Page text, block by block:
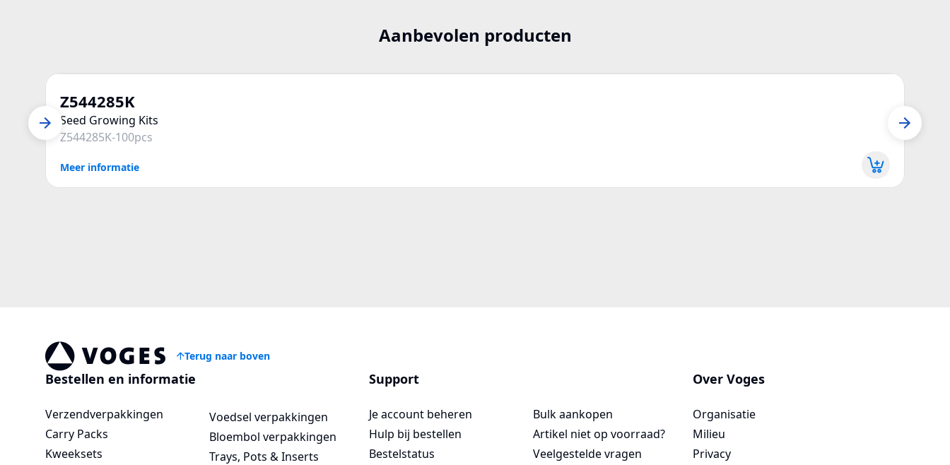
Aanbevolen producten
Z544285K
Seed Growing Kits
Z544285K-100pcs
Meer informatie
Voges Online Store
Terug naar boven
Bestellen en informatie
Verzendverpakkingen
Carry Packs
Kweeksets
Voedsel verpakkingen
Bloembol verpakkingen
Trays, Pots & Inserts
Support
Je account beheren
Hulp bij bestellen
Bestelstatus
Bulk aankopen
Artikel niet op voorraad?
Veelgestelde vragen
Over Voges
Organisatie
Milieu
Privacy